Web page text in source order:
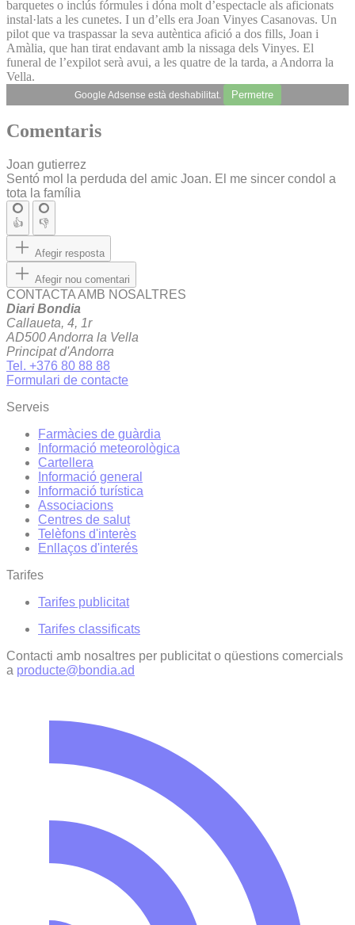
barquetes o inclús fórmules i dóna molt d’espectacle als aficionats
instal·lats a les cunetes. I un d’ells era Joan Vinyes Casanovas. Un
pilot que va traspassar la seva autèntica afició a dos fills, Joan i
Amàlia, que han tirat endavant amb la nissaga dels Vinyes. El
funeral de l’expilot serà avui, a les quatre de la tarda, a Andorra la
Vella.
Google Adsense està deshabilitat. Permetre
Comentaris
Joan gutierrez
Sentó mol la perduda del amic Joan. El me sincer condol a
tota la família
👍 👎
Afegir resposta
Afegir nou comentari
CONTACTA AMB NOSALTRES
Diari Bondia
Callaueta, 4, 1r
AD500 Andorra la Vella
Principat d'Andorra
Tel. +376 80 88 88
Formulari de contacte
Serveis
Farmàcies de guàrdia
Informació meteorològica
Cartellera
Informació general
Informació turística
Associacions
Centres de salut
Telèfons d'interès
Enllaços d'interés
Tarifes
Tarifes publicitat
Tarifes classificats
Contacti amb nosaltres per publicitat o qüestions comercials
a producte@bondia.ad